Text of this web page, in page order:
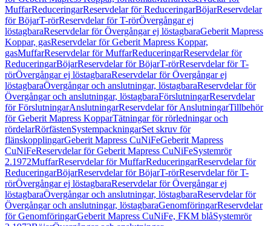
MuffarReduceringarReservdelar för ReduceringarBöjarReservdelar
för BöjarT-rörReservdelar för T-rörÖvergångar ej
löstagbaraReservdelar för Övergångar ej löstagbaraGeberit Mapress
Koppar, gasReservdelar för Geberit Mapress Koppar,
gasMuffarReservdelar för MuffarReduceringarReservdelar för
ReduceringarBöjarReservdelar för BöjarT-rörReservdelar för T-
rörÖvergångar ej löstagbaraReservdelar för Övergångar ej
löstagbaraÖvergångar och anslutningar, löstagbaraReservdelar för
Övergångar och anslutningar, löstagbaraFörslutningarReservdelar
för FörslutningarAnslutningarReservdelar för AnslutningarTillbehör
för Geberit Mapress KopparTätningar för rörledningar och
rördelarRörfästenSystempackningarSet skruv för
flänskopplingarGeberit Mapress CuNiFeGeberit Mapress
CuNiFeReservdelar för Geberit Mapress CuNiFeSystemrör
2.1972MuffarReservdelar för MuffarReduceringarReservdelar för
ReduceringarBöjarReservdelar för BöjarT-rörReservdelar för T-
rörÖvergångar ej löstagbaraReservdelar för Övergångar ej
löstagbaraÖvergångar och anslutningar, löstagbaraReservdelar för
Övergångar och anslutningar, löstagbaraGenomföringarReservdelar
för GenomföringarGeberit Mapress CuNiFe, FKM blåSystemrör